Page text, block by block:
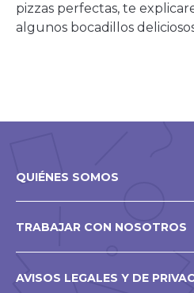
pizzas perfectas, te
algunos bocadillos
QUIÉNES SOMOS
TRABAJAR CON NOSOTROS
AVISOS LEGALES Y DE